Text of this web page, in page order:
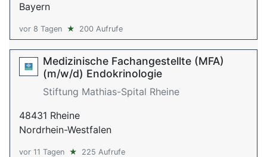
Bayern
vor 8 Tagen ★ 200 Aufrufe
Medizinische Fachangestellte (MFA)
(m/w/d) Endokrinologie
Stiftung Mathias-Spital Rheine
48431 Rheine
Nordrhein-Westfalen
vor 11 Tagen ★ 225 Aufrufe